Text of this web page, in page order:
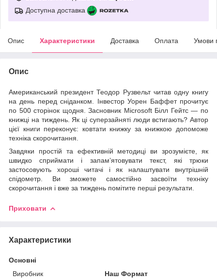
Доступна доставка
Опис Характеристики Доставка Оплата Умови
Опис
Американський президент Теодор Рузвельт читав одну книгу
на день перед сніданком. Інвестор Уорен Баффет прочитує
по 500 сторінок щодня. Засновник Microsoft Білл Гейтс — по
книжці на тиждень. Як ці суперзайняті люди встигають? Автор
цієї книги переконує: ковтати книжку за книжкою допоможе
техніка скорочитання.
Завдяки простій та ефективній методиці ви зрозумієте, як
швидко сприймати і запам’ятовувати текст, які трюки
застосовують хороші читачі і як налаштувати внутрішній
спідометр. Ви зможете самостійно засвоїти техніку
скорочитання і вже за тиждень помітите перші результати.
Приховати
Характеристики
Основні
Виробник
Наш Формат